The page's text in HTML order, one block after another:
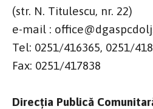
(str. N. Titulescu, nr. 22)
e-mail :
Tel: 0251/416365, 0251/
Fax: 0251/417838
Direcția Publică